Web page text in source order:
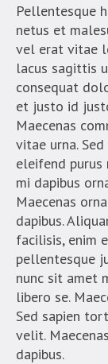
Pellentesque
netus et
vel erat vitae
lacus sagittis
consequat
et justo id
Maecenas
vitae urna.
eleifend
mi dapibus
Maecenas
dapibus.
facilisis, enim
pellentesque
nunc sit amet
libero se.
Sed sapien
velit.
dapibus.